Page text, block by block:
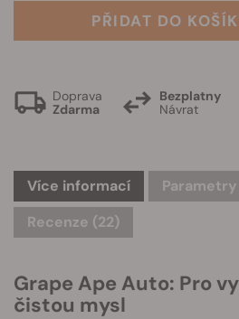
PŘIDAT DO
Doprava
Zdarma
Bezplatny
Návrat
Více informací Parametry
Recenze (22)
Grape Ape Auto: Pro
čistou mysl